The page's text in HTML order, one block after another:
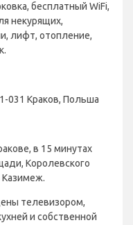
бесплатный WiFi,
некурящих,
лифт, отопление,
031 Краков, Польша
в 15 минутах
Королевского
Казимеж.
телевизором,
и собственной